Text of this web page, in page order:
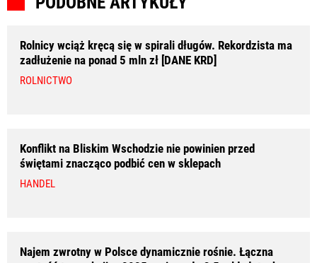
Rolnicy wciąż kręcą się w spirali długów. Rekordzista ma
zadłużenie na ponad 5 mln zł [DANE KRD]
ROLNICTWO
Konflikt na Bliskim Wschodzie nie powinien przed
świętami znacząco podbić cen w sklepach
HANDEL
Najem zwrotny w Polsce dynamicznie rośnie. Łączna